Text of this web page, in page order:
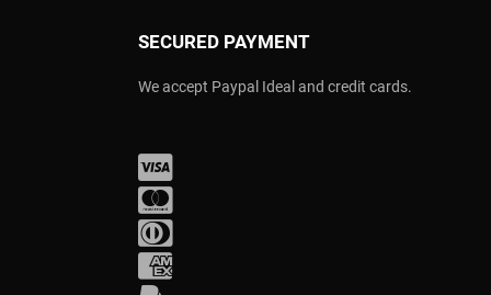
SECURED PAYMENT
We accept Paypal Ideal and credit cards.